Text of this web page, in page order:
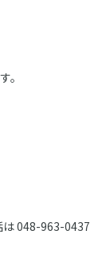
。
048-963-0437